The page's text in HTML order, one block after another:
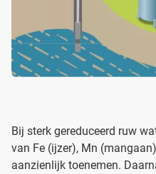
Bij sterk gereduceerd ruw
van Fe (ijzer), Mn
aanzienlijk toenemen.